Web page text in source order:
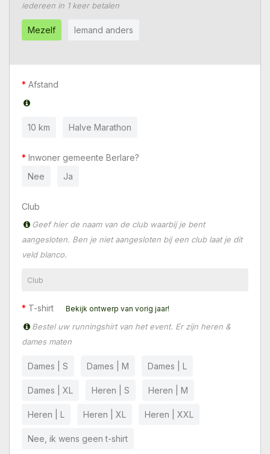
iedereen in 1 keer betalen
Mezelf Iemand anders
Afstand
10 km Halve Marathon
Inwoner gemeente Berlare?
Nee
Ja
Club
Geef hier de naam van de club waarbij je bent
aangesloten. Ben je niet aangesloten bij een club laat je dit
veld blanco.
T-shirt Bekijk ontwerp van vorig jaar!
Bestel uw runningshirt van het event. Er zijn heren &
dames maten
Dames | S Dames | M Dames | L
Dames | XL Heren | S Heren | M
Heren | L Heren | XL Heren | XXL
Nee, ik wens geen t-shirt